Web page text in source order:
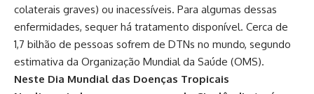
colaterais graves) ou inacessíveis. Para algumas dessas
enfermidades, sequer há tratamento disponível. Cerca de
1,7 bilhão de pessoas sofrem de DTNs no mundo, segundo
estimativa da Organização Mundial da Saúde (OMS).
Neste Dia Mundial das Doenças Tropicais